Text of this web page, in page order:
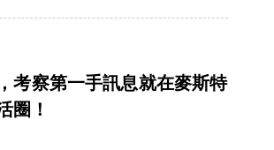
考察第一手訊息就在麥斯特
圈！